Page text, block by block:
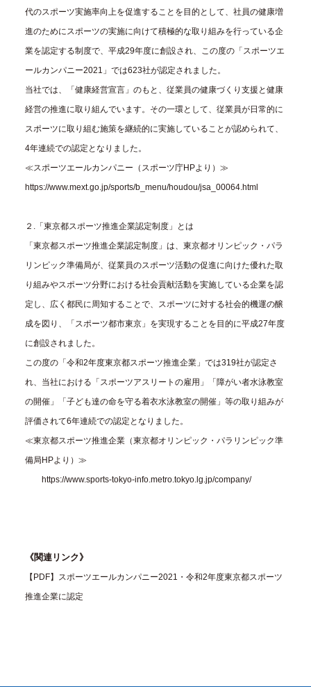
代のスポーツ実施率向上を促進することを目的として、社員の健康増
進のためにスポーツの実施に向けて積極的な取り組みを行っている企
業を認定する制度で、平成29年度に創設され、この度の「スポーツエ
ールカンパニー2021」では623社が認定されました。
当社では、「健康経営宣言」のもと、従業員の健康づくり支援と健康
経営の推進に取り組んでいます。その一環として、従業員が日常的に
スポーツに取り組む施策を継続的に実施していることが認められて、
4年連続での認定となりました。
≪スポーツエールカンパニー（スポーツ庁HPより）≫
https://www.mext.go.jp/sports/b_menu/houdou/jsa_00064.html
２.「東京都スポーツ推進企業認定制度」とは
「東京都スポーツ推進企業認定制度」は、東京都オリンピック・パラ
リンピック準備局が、従業員のスポーツ活動の促進に向けた優れた取
り組みやスポーツ分野における社会貢献活動を実施している企業を認
定し、広く都民に周知することで、スポーツに対する社会的機運の醸
成を図り、「スポーツ都市東京」を実現することを目的に平成27年度
に創設されました。
この度の「令和2年度東京都スポーツ推進企業」では319社が認定さ
れ、当社における「スポーツアスリートの雇用」「障がい者水泳教室
の開催」「子ども達の命を守る着衣水泳教室の開催」等の取り組みが
評価されて6年連続での認定となりました。
≪東京都スポーツ推進企業（東京都オリンピック・パラリンピック準
備局HPより）≫
https://www.sports-tokyo-info.metro.tokyo.lg.jp/company/
《関連リンク》
【PDF】スポーツエールカンパニー2021・令和2年度東京都スポーツ
推進企業に認定